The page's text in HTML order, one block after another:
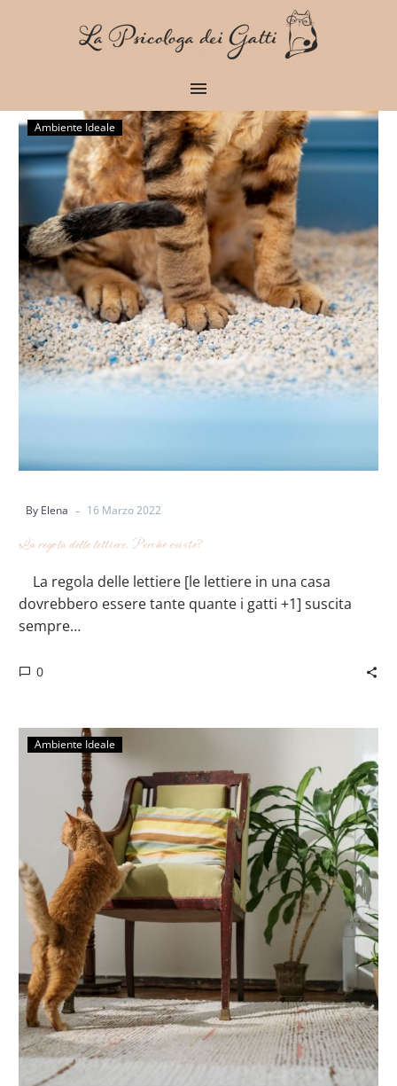
Ambiente Ideale
By Elena - 16 Marzo 2022
La regola delle lettiere. Perchè esiste?
La regola delle lettiere [le lettiere in una casa
dovrebbero essere tante quante i gatti +1] suscita
sempre…
0
Ambiente Ideale